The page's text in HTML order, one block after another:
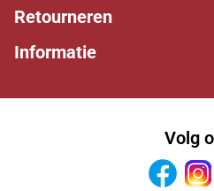
Retourneren
Informatie
Volg